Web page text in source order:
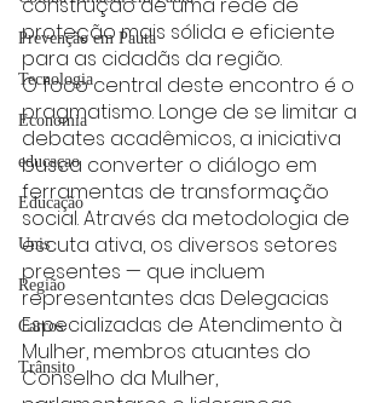
Prevenção em Pauta
Tecnologia
Economia
educaçao
Educação
Unis
Região
Carros
Trânsito
proteção mais sólida e eficiente
para as cidadãs da região.
O foco central deste encontro é o
pragmatismo. Longe de se limitar a
debates acadêmicos, a iniciativa
busca converter o diálogo em
ferramentas de transformação
social. Através da metodologia de
escuta ativa, os diversos setores
presentes — que incluem
representantes das Delegacias
Especializadas de Atendimento à
Mulher, membros atuantes do
Conselho da Mulher,